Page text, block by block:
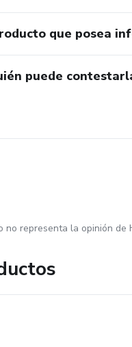
que posea
puede
no representa la opinión de